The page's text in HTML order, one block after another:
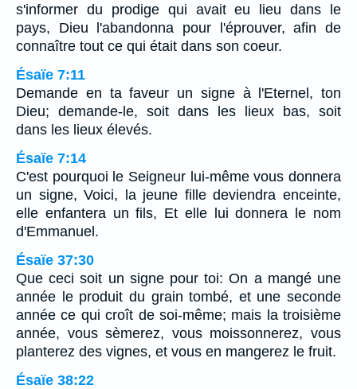
s'informer du prodige qui avait eu lieu dans le
pays, Dieu l'abandonna pour l'éprouver, afin de
connaître tout ce qui était dans son coeur.
Ésaïe 7:11
Demande en ta faveur un signe à l'Eternel, ton
Dieu; demande-le, soit dans les lieux bas, soit
dans les lieux élevés.
Ésaïe 7:14
C'est pourquoi le Seigneur lui-même vous donnera
un signe, Voici, la jeune fille deviendra enceinte,
elle enfantera un fils, Et elle lui donnera le nom
d'Emmanuel.
Ésaïe 37:30
Que ceci soit un signe pour toi: On a mangé une
année le produit du grain tombé, et une seconde
année ce qui croît de soi-même; mais la troisième
année, vous sèmerez, vous moissonnerez, vous
planterez des vignes, et vous en mangerez le fruit.
Ésaïe 38:22